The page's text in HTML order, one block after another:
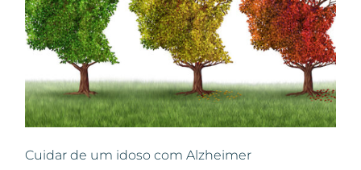
Cuidar de um idoso com Alzheimer